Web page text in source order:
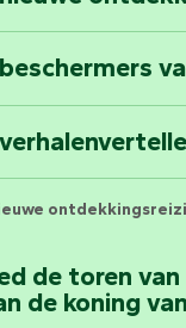
de toren
de koning
een
een
van een
controle van
om dit te
in verband
de andere
begrijpelijke
drager op de
elkaar